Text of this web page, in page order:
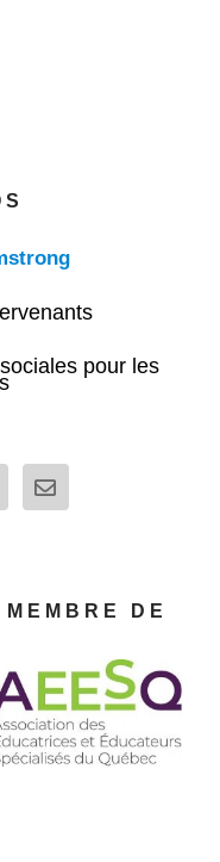
pour les
E
n
v
p
e
MEMBRE DE